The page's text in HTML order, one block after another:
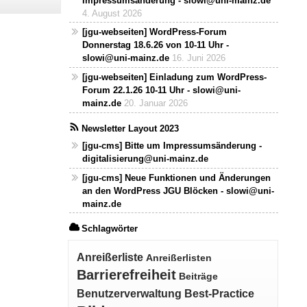
4. August 2026
[jgu-webseiten] WordPress-Forum
Donnerstag 18.6.26 von 10-11 Uhr -
slowi@uni-mainz.de 16. Juni 2026
[jgu-webseiten] Einladung zum WordPress-
Forum 22.1.26 10-11 Uhr - slowi@uni-
mainz.de 20. Januar 2026
Newsletter Layout 2023
[jgu-cms] Bitte um Impressumsänderung -
digitalisierung@uni-mainz.de
[jgu-cms] Neue Funktionen und Änderungen
an den WordPress JGU Blöcken - slowi@uni-
mainz.de
Schlagwörter
Anreißerliste Anreißerlisten
Barrierefreiheit Beiträge
Benutzerverwaltung Best-Practice